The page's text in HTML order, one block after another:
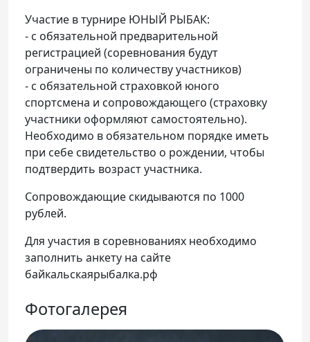
Участие в турнире ЮНЫЙ РЫБАК:
- с обязательной предварительной
регистрацией (соревнования будут
ограничены по количеству участников)
- с обязательной страховкой юного
спортсмена и сопровождающего (страховку
участники оформляют самостоятельно).
Необходимо в обязательном порядке иметь
при себе свидетельство о рождении, чтобы
подтвердить возраст участника.
Сопровождающие скидываются по 1000
рублей.
Для участия в соревнованиях необходимо
заполнить анкету на сайте
байкальскаярыбалка.рф
Фотогалерея